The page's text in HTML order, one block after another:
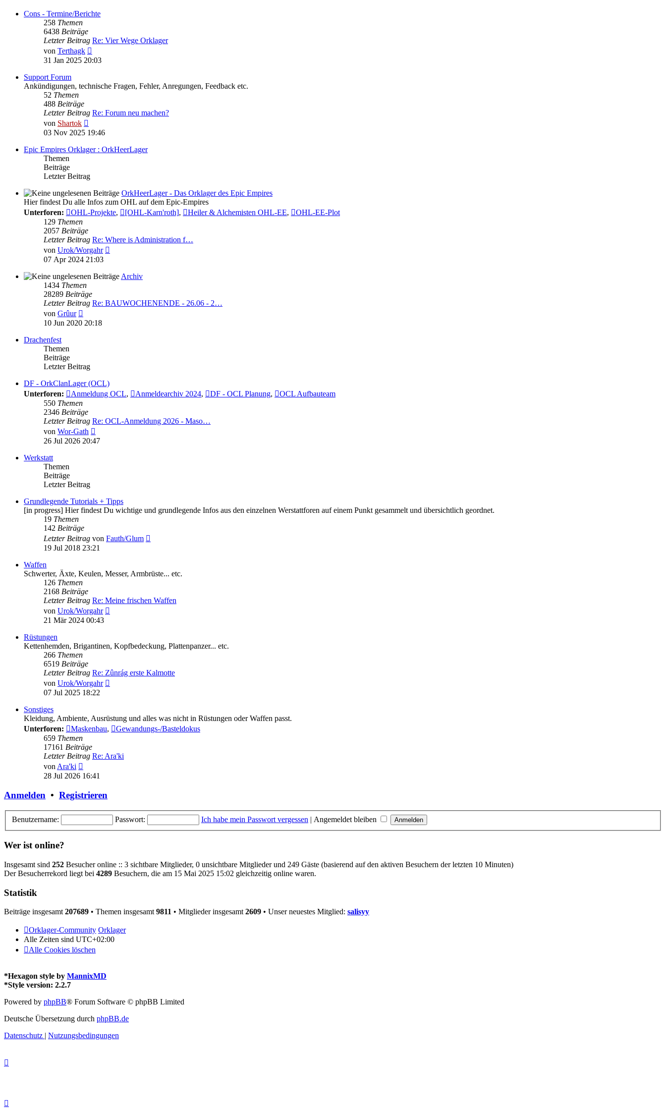
Cons - Termine/Berichte
258 Themen
6438 Beiträge
Letzter Beitrag Re: Vier Wege Orklager
von Terthagk
Beitrag
31 Jan 2025 20:03
Support Forum
Ankündigungen, technische Fragen, Fehler, Anregungen, Feedback etc.
52 Themen
488 Beiträge
Letzter Beitrag Re: Forum neu machen?
von Shartok
Beitrag
03 Nov 2025 19:46
Epic Empires Orklager : OrkHeerLager
Themen
Beiträge
Letzter Beitrag
OrkHeerLager - Das Orklager des Epic Empires
Hier findest Du alle Infos zum OHL auf dem Epic-Empires
Unterforen:
OHL-Projekte, [OHL-Karn'roth], Heiler & Alchemisten OHL-EE,
OHL-EE-Plot
129 Themen
2057 Beiträge
Letzter Beitrag Re: Where is Administration f…
von Urok/Worgahr
07 Apr 2024 21:03
Archiv
1434 Themen
28289 Beiträge
Letzter Beitrag Re: BAUWOCHENENDE - 26.06 - 2…
von Grûur
Beitrag
10 Jun 2020 20:18
Drachenfest
Themen
Beiträge
Letzter Beitrag
DF - OrkClanLager (OCL)
Unterforen:
Anmeldung OCL, Anmeldearchiv 2024, DF - OCL Planung,
OCL Aufbauteam
550 Themen
2346 Beiträge
Letzter Beitrag Re: OCL-Anmeldung 2026 - Maso…
von Wor-Gath
Beitrag
26 Jul 2026 20:47
Werkstatt
Themen
Beiträge
Letzter Beitrag
Grundlegende Tutorials + Tipps
[in progress] Hier findest Du wichtige und grundlegende Infos aus den einzelnen Werstattforen auf einem Punkt gesammelt und übersichtlich geordnet.
19 Themen
142 Beiträge
Letzter Beitrag von Fauth/Glum
19 Jul 2018 23:21
Waffen
Schwerter, Äxte, Keulen, Messer, Armbrüste... etc.
126 Themen
2168 Beiträge
Letzter Beitrag Re: Meine frischen Waffen
von Urok/Worgahr
21 Mär 2024 00:43
Rüstungen
Kettenhemden, Brigantinen, Kopfbedeckung, Plattenpanzer... etc.
266 Themen
6519 Beiträge
Letzter Beitrag Re: Zûnrág erste Kalmotte
von Urok/Worgahr
07 Jul 2025 18:22
Sonstiges
Kleidung, Ambiente, Ausrüstung und alles was nicht in Rüstungen oder Waffen passt.
Unterforen:
Maskenbau,
Gewandungs-/Basteldokus
659 Themen
17161 Beiträge
Letzter Beitrag Re: Ara'ki
vonAra'ki
Beitrag
28 Jul 2026 16:41
Anmelden • Registrieren
Benutzername: Passwort: Ich habe mein Passwort vergessen | Angemeldet bleiben
Wer ist online?
Insgesamt sind 252 Besucher online :: 3 sichtbare Mitglieder, 0 unsichtbare Mitglieder und 249 Gäste (basierend auf den aktiven Besuchern der letzten 10 Minuten)
Der Besucherrekord liegt bei 4289 Besuchern, die am 15 Mai 2025 15:02 gleichzeitig online waren.
Statistik
Beiträge insgesamt 207689 • Themen insgesamt 9811 • Mitglieder insgesamt 2609 • Unser neuestes Mitglied: salisyy
Orklager-Community Orklager
Alle Zeiten sind UTC+02:00
Alle Cookies löschen
*Hexagon style by MannixMD
*Style version: 2.2.7
Powered by phpBB® Forum Software © phpBB Limited
Deutsche Übersetzung durch phpBB.de
Datenschutz | Nutzungsbedingungen